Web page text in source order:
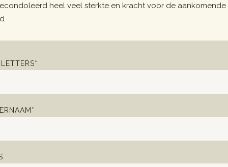
heel veel sterkte en kracht voor de aankomende